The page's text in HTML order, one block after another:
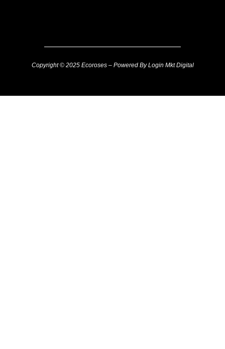
Copyright © 2025 Ecoroses – Powered By Login Mkt Digital